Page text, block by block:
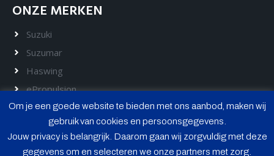
ONZE MERKEN
Suzuki
Suzumar
Haswing
ePropulsion
Hidea
Rickson
Om je een goede website te bieden met ons aanbod, maken wij
gebruik van cookies en persoonsgegevens.
Jouw privacy is belangrijk. Daarom gaan wij zorgvuldig met deze
gegevens om en selecteren we onze partners met zorg.